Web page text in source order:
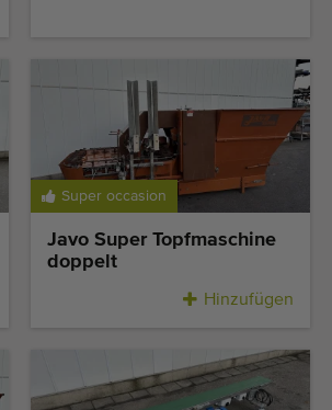
Super occasion
Javo Super Topfmaschine
doppelt
Hinzufügen